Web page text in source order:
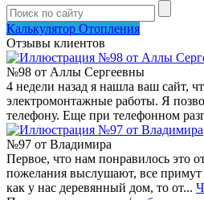
Калькулятор Отопления
Отзывы клиентов
№98 от Аллы Сергеевны
4 недели назад я нашла ваш сайт,
электромонтажные работы. Я
телефону. Еще при телефонном
№97 от Владимира
Первое, что нам понравилось это
пожелания выслушают, все
как у нас деревянный дом, то от...